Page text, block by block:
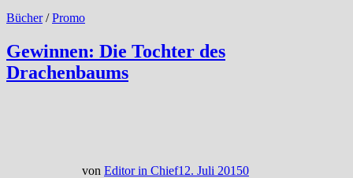
Bücher/Promo
Gewinnen: Die Tochter des
Drachenbaums
von Editor in Chief12. Juli 20150